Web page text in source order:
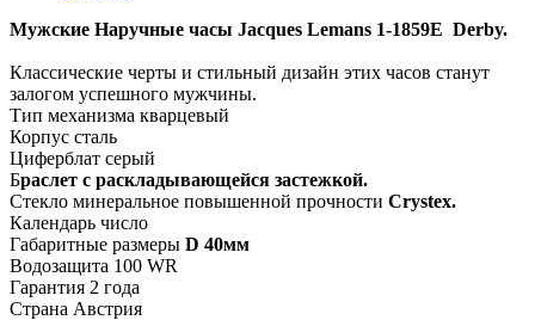
Мужские Наручные часы Jacques Lemans 1-1859Е Derby.
Классические черты и стильный дизайн этих часов станут
залогом успешного мужчины.
Тип механизма кварцевый
Корпус сталь
Циферблат серый
Браслет с раскладывающейся застежкой.
Стекло минеральное повышенной прочности Сrystex.
Календарь число
Габаритные размеры D 40мм
Водозащита 100 WR
Гарантия 2 года
Страна Австрия